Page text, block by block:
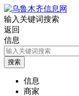
输入关键词搜索
返回
信息
信息
商家